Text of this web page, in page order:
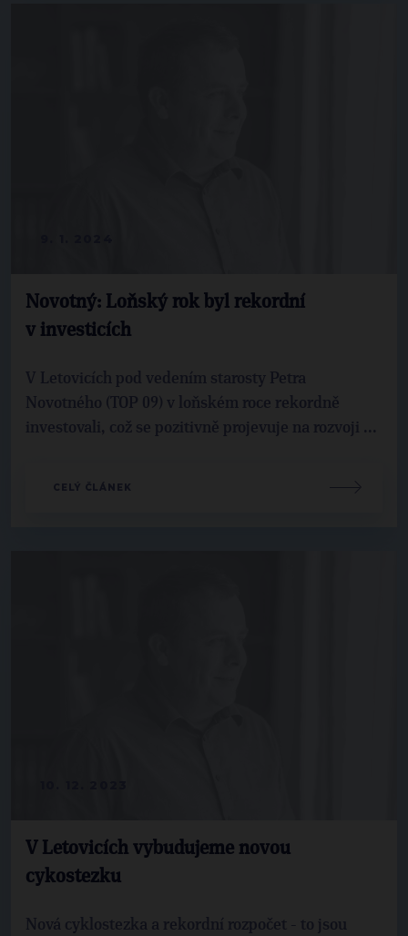
Novotný: Loňský rok byl rekordní
v investicích
V Letovicích pod vedením starosty Petra
Novotného (TOP 09) v loňském roce rekordně
investovali, což se pozitivně projevuje na rozvoji ...
CELÝ ČLÁNEK
V Letovicích vybudujeme novou
cykostezku
Nová cyklostezka a rekordní rozpočet - to jsou